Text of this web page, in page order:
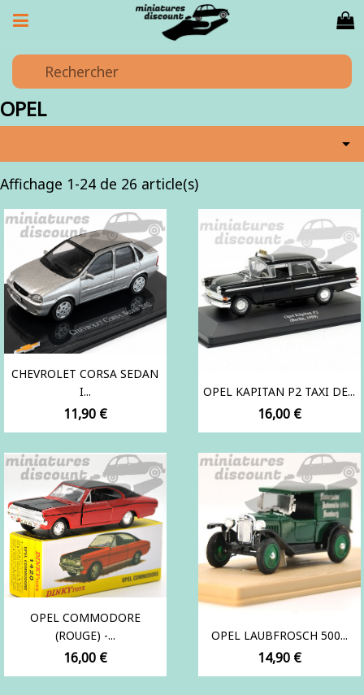
OPEL

Affichage 1-24 de 26 article(s)
CHEVROLET CORSA SEDAN
I...
Prix
11,90 €
OPEL KAPITAN P2 TAXI DE...
Prix
16,00 €
OPEL COMMODORE
(ROUGE) -...
Prix
16,00 €
OPEL LAUBFROSCH 500...
Prix
14,90 €